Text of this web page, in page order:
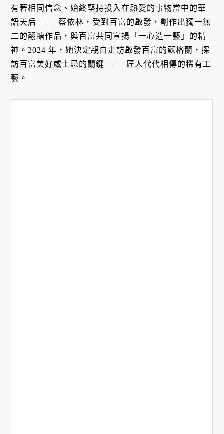
有著相同信念、始終堅持投入在熱愛的事物當中的華
語天后 —— 蔡依林，受到百富的啟發，創作出獨一無
二的翻糖作品，與百富共同宣揚「一心造一藝」的精
神。2024 年，她決定親自走訪啟發百富的蘇格蘭，探
訪百富美好威士忌的關鍵 —— 匠人代代相傳的稀有工
藝。